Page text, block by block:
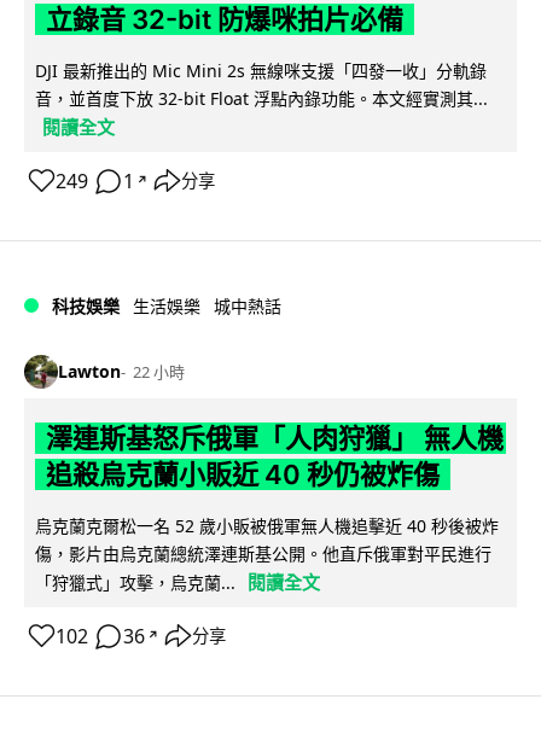
立錄音 32-bit 防爆咪拍片必備
DJI 最新推出的 Mic Mini 2s 無線咪支援「四發一收」分軌錄
音，並首度下放 32-bit Float 浮點內錄功能。本文經實測其...
閱讀全文
249 1 ↗ 分享
科技娛樂 生活娛樂 城中熱話
Lawton 22 小時
澤連斯基怒斥俄軍「人肉狩獵」 無人機
追殺烏克蘭小販近 40 秒仍被炸傷
烏克蘭克爾松一名 52 歲小販被俄軍無人機追擊近 40 秒後被炸
傷，影片由烏克蘭總統澤連斯基公開。他直斥俄軍對平民進行
「狩獵式」攻擊，烏克蘭...
閱讀全文
102 36 ↗ 分享